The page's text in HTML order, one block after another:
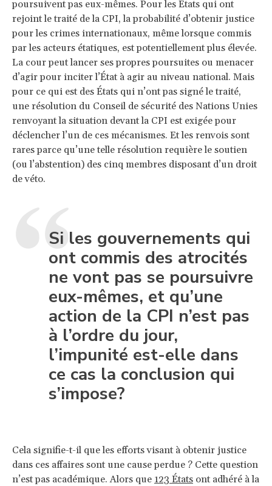
poursuivent pas eux-mêmes. Pour les États qui ont
rejoint le traité de la CPI, la probabilité d’obtenir justice
pour les crimes internationaux, même lorsque commis
par les acteurs étatiques, est potentiellement plus élevée.
La cour peut lancer ses propres poursuites ou menacer
d’agir pour inciter l’État à agir au niveau national. Mais
pour ce qui est des États qui n’ont pas signé le traité,
une résolution du Conseil de sécurité des Nations Unies
renvoyant la situation devant la CPI est exigée pour
déclencher l’un de ces mécanismes. Et les renvois sont
rares parce qu’une telle résolution requière le soutien
(ou l’abstention) des cinq membres disposant d’un droit
de véto.
Si les gouvernements qui
ont commis des atrocités
ne vont pas se poursuivre
eux-mêmes, et qu’une
action de la CPI n’est pas
à l’ordre du jour,
l’impunité est-elle dans
ce cas la conclusion qui
s’impose?
Cela signifie-t-il que les efforts visant à obtenir justice
dans ces affaires sont une cause perdue ? Cette question
n’est pas académique. Alors que 123 États ont adhéré à la